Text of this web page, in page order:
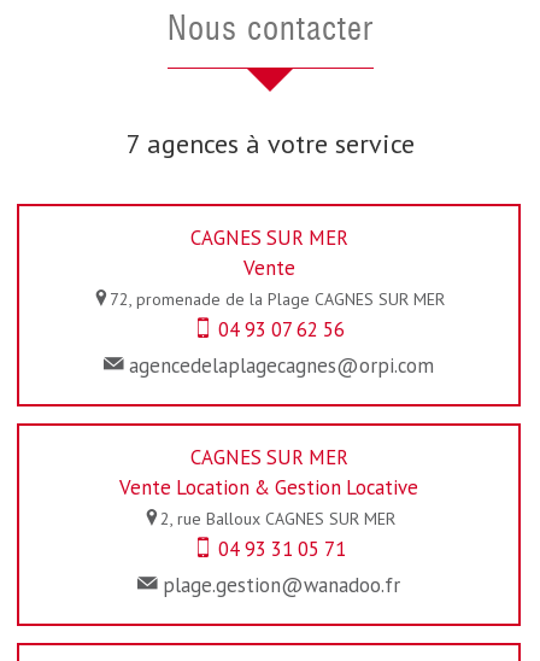
nous contacter
7 agences à votre service
CAGNES SUR MER
Vente
72, promenade de la Plage CAGNES SUR MER
04 93 07 62 56
agencedelaplagecagnes@orpi.com
CAGNES SUR MER
Vente Location & Gestion Locative
2, rue Balloux CAGNES SUR MER
04 93 31 05 71
plage.gestion@wanadoo.fr